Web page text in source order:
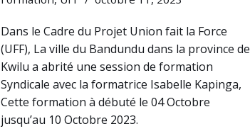
Dans le Cadre du Projet Union fait la Force
(UFF), La ville du Bandundu dans la province de
Kwilu a abrité une session de formation
Syndicale avec la formatrice Isabelle Kapinga,
Cette formation à débuté le 04 Octobre
jusqu’au 10 Octobre 2023.